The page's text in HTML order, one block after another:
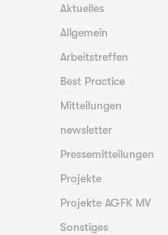
Aktuelles
Allgemein
Arbeitstreffen
Best Practice
Mitteilungen
newsletter
Pressemitteilungen
Projekte
Projekte AGFK MV
Sonstiges